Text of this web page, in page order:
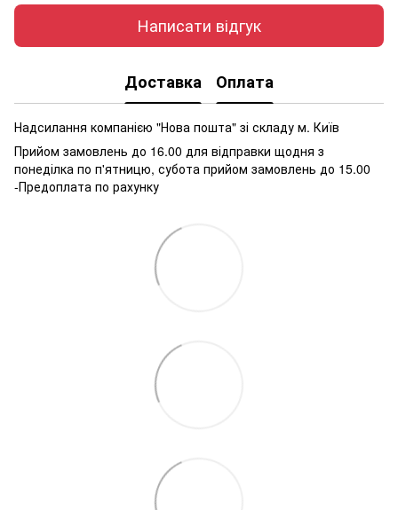
Написати відгук
Доставка Оплата
Надсилання компанією "Нова пошта" зі складу м. Київ
Прийом замовлень до 16.00 для відправки щодня з
понеділка по п'ятницю, субота прийом замовлень до 15.00
-Предоплата по рахунку